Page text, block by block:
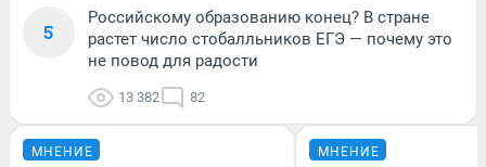
5
Российскому образованию конец? В стране
растет число стобалльников ЕГЭ — почему это
не повод для радости
13 382 82
МНЕНИЕ МНЕНИЕ